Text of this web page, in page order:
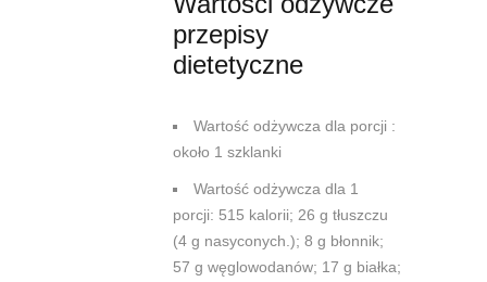
przepisy
dietetyczne
Wartość odżywcza dla porcji :
około 1 szklanki
Wartość odżywcza dla 1
porcji: 515 kalorii; 26 g tłuszczu
(4 g nasyconych.); 8 g błonnik;
57 g węglowodanów; 17 g białka;